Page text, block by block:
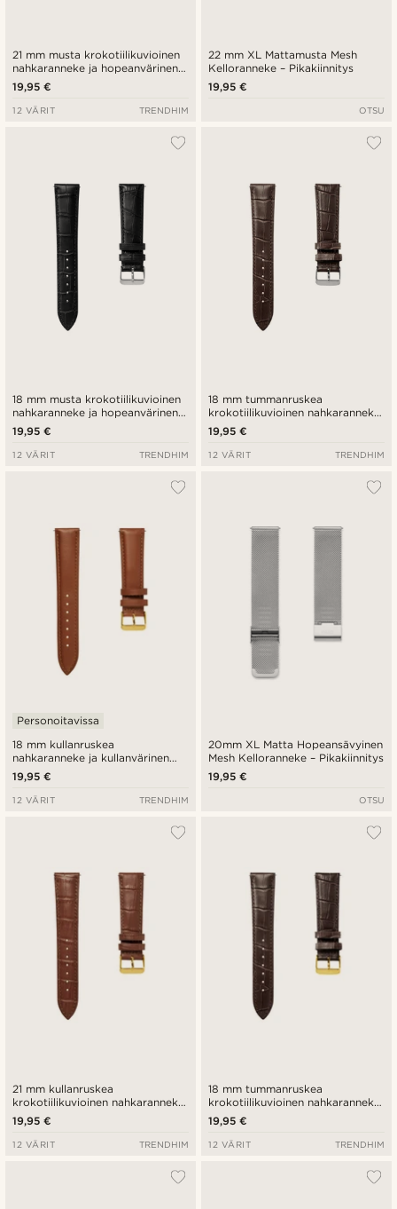
21 mm musta krokotiilikuvioinen
nahkaranneke ja hopeanvärinen
solki - pikalukitus
19,95 €
12 VÄRIT TRENDHIM
22 mm XL Mattamusta Mesh
Kelloranneke – Pikakiinnitys
19,95 €
OTSU
18 mm musta krokotiilikuvioinen
nahkaranneke ja hopeanvärinen
solki - pikalukitus
19,95 €
12 VÄRIT TRENDHIM
18 mm tummanruskea
krokotiilikuvioinen nahkaranneke
ja hopeanvärinen solki -
pikalukitus
19,95 €
12 VÄRIT TRENDHIM
18 mm kullanruskea
nahkaranneke ja kullanvärinen
solki - pikalukitus
Personoitavissa
19,95 €
12 VÄRIT TRENDHIM
20mm XL Matta Hopeansävyinen
Mesh Kelloranneke – Pikakiinnitys
19,95 €
OTSU
21 mm kullanruskea
krokotiilikuvioinen nahkaranneke
ja kullanvärinen solki - pikalukitus
19,95 €
12 VÄRIT TRENDHIM
18 mm tummanruskea
krokotiilikuvioinen nahkaranneke
ja kullanvärinen solki - pikalukitus
19,95 €
12 VÄRIT TRENDHIM